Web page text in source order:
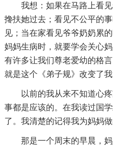
我想：如果在马路上看
搀扶她过去；看见不公平的
见；当在家看见爷爷奶奶累
妈妈生病时，就要学会关心
有许多让我们尊老爱幼的格
就是这个《弟子规》改变了我
以前的我从来不知道心
事都是应该的。在我读过国
了。我清楚的记得我为妈妈做
那是一个周末的早晨，